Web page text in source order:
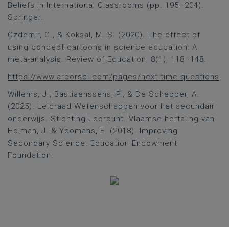
Beliefs in International Classrooms (pp. 195–204).
Springer.
Özdemir, G., & Köksal, M. S. (2020). The effect of
using concept cartoons in science education: A
meta-analysis. Review of Education, 8(1), 118–148.
https://www.arborsci.com/pages/next-time-questions
Willems, J., Bastiaenssens, P., & De Schepper, A.
(2025). Leidraad Wetenschappen voor het secundair
onderwijs. Stichting Leerpunt. Vlaamse hertaling van
Holman, J. & Yeomans, E. (2018). Improving
Secondary Science. Education Endowment
Foundation.